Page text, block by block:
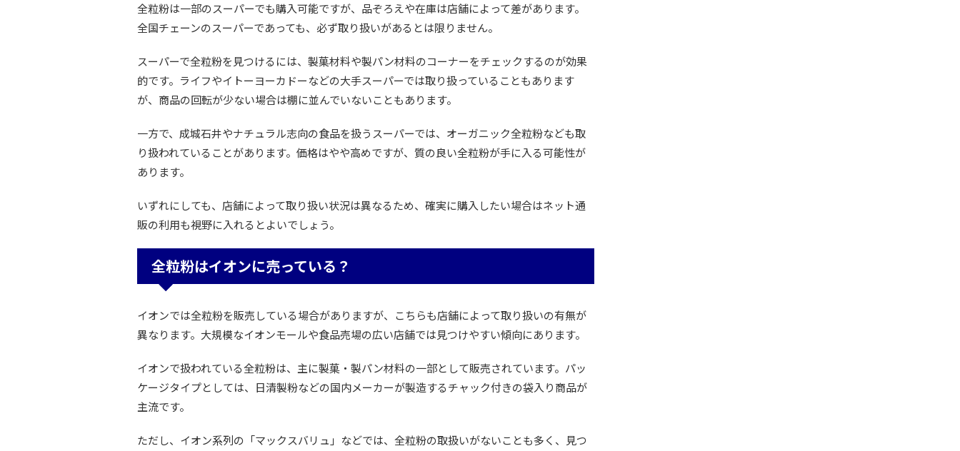
全粒粉は一部のスーパーでも購入可能ですが、品ぞろえや在庫は店舗によって差があります。
全国チェーンのスーパーであっても、必ず取り扱いがあるとは限りません。
スーパーで全粒粉を見つけるには、製菓材料や製パン材料のコーナーをチェックするのが効果
的です。ライフやイトーヨーカドーなどの大手スーパーでは取り扱っていることもあります
が、商品の回転が少ない場合は棚に並んでいないこともあります。
一方で、成城石井やナチュラル志向の食品を扱うスーパーでは、オーガニック全粒粉なども取
り扱われていることがあります。価格はやや高めですが、質の良い全粒粉が手に入る可能性が
あります。
いずれにしても、店舗によって取り扱い状況は異なるため、確実に購入したい場合はネット通
販の利用も視野に入れるとよいでしょう。
全粒粉はイオンに売っている？
イオンでは全粒粉を販売している場合がありますが、こちらも店舗によって取り扱いの有無が
異なります。大規模なイオンモールや食品売場の広い店舗では見つけやすい傾向にあります。
イオンで扱われている全粒粉は、主に製菓・製パン材料の一部として販売されています。パッ
ケージタイプとしては、日清製粉などの国内メーカーが製造するチャック付きの袋入り商品が
主流です。
ただし、イオン系列の「マックスバリュ」などでは、全粒粉の取扱いがないことも多く、見つ